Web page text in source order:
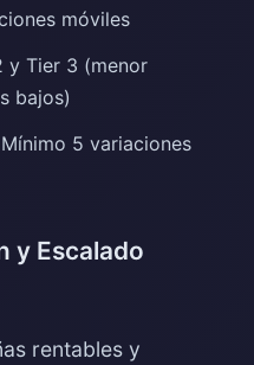
móviles
y Tier 3 (menor
bajos)
Mínimo 5 variaciones
y Escalado
rentables y